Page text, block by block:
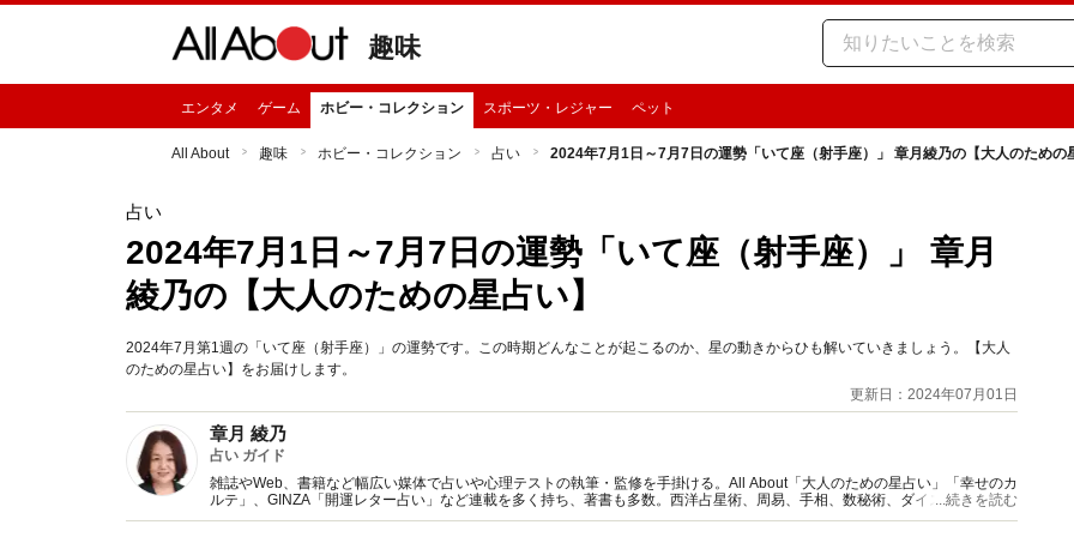
趣味
エンタメ ゲーム ホビー・コレクション スポーツ・レジャー ペット
All About 趣味 ホビー・コレクション 占い 2024年7月1日～7月7日の運勢「いて座（射手座）」 章月綾乃の【大人のための
占い
2024年7月1日～7月7日の運勢「いて座（射手座）」 章月
綾乃の【大人のための星占い】
2024年7月第1週の「いて座（射手座）」の運勢です。この時期どんなことが起こるのか、星の動きからひも解いていきましょう。【大人
のための星占い】をお届けします。
更新日：2024年07月01日
章月 綾乃
占い ガイド
雑誌やWeb、書籍など幅広い媒体で占いや心理テストの執筆・監修を手掛ける。All About「大人のための星占い」「幸せのカ
ルテ」、GINZA「開運レター占い」など連載を多く持ち、著書も多数。西洋占星術、周易、手相、数秘術、ダイスやカード占
い、しぐさや言葉グセの研究など守備範囲は広め。
...続きを読む